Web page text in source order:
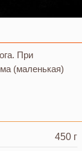
При
(маленькая)
450 г